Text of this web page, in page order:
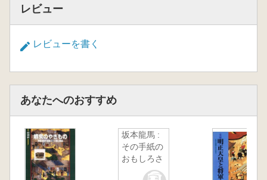
レビュー
レビューを書く
あなたへのおすすめ
坂本龍馬 :
その手紙の
おもしろさ